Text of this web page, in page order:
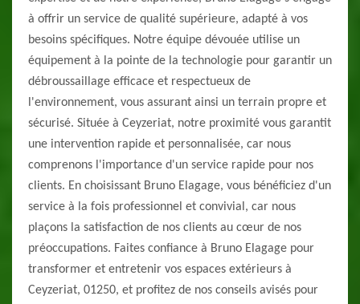
à offrir un service de qualité supérieure, adapté à vos
besoins spécifiques. Notre équipe dévouée utilise un
équipement à la pointe de la technologie pour garantir un
débroussaillage efficace et respectueux de
l'environnement, vous assurant ainsi un terrain propre et
sécurisé. Située à Ceyzeriat, notre proximité vous garantit
une intervention rapide et personnalisée, car nous
comprenons l'importance d'un service rapide pour nos
clients. En choisissant Bruno Elagage, vous bénéficiez d'un
service à la fois professionnel et convivial, car nous
plaçons la satisfaction de nos clients au cœur de nos
préoccupations. Faites confiance à Bruno Elagage pour
transformer et entretenir vos espaces extérieurs à
Ceyzeriat, 01250, et profitez de nos conseils avisés pour